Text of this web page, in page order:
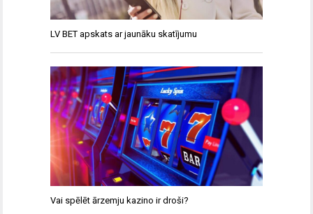
LV BET apskats ar jaunāku skatījumu
Vai spēlēt ārzemju kazino ir droši?